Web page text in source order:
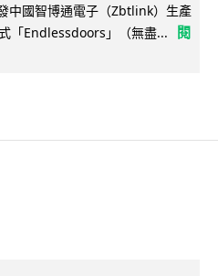
中國智博通電子（Zbtlink）生產
「Endlessdoors」（無盡...
閱